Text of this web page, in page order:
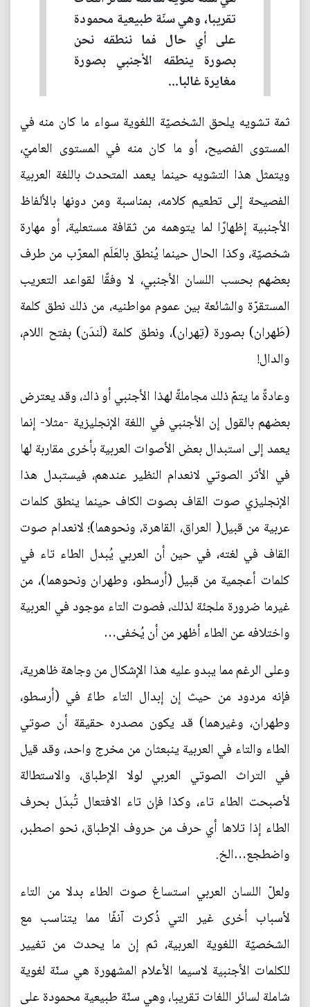
تقريبا، وهي سنّة طبيعية محمودة
على أي حال فما ننطقه نحن
بصورة ينطقه الأجنبي بصورة
مغايرة غالبا...
ثمة تشويه يلحق الشخصيّة اللغوية سواء ما كان منه في
المستوى الفصيح، أو ما كان منه في المستوى العاميّ،
ويتمثل هذا التشويه حينما يعمد المتحدث باللغة العربية
الفصيحة إلى تطعيم كلامه، بمناسبة ومن دونها بالألفاظ
الأجنبية إظهارًا لما يتوهمه من ثقافة مستعلية، أو مهارة
شخصيّة، وكذا الحال حينما يُنطق بالعَلَم المعرّب من طرف
بعضهم بحسب اللسان الأجنبي، لا وفقًا لقواعد التعريب
المستقرّة والشائعة بين عموم مواطنيه، من ذلك نطق كلمة
(طَهران) بصورة (تِهران)، ونطق كلمة (لَندَن) بفتح اللام،
والدال!
وعادةً ما يتمّ ذلك مجاملةً لهذا الأجنبي أو ذاك، وقد يعترض
بعضهم بالقول إن الأجنبي في اللغة الإنجليزية -مثلا- إنما
يعمد إلى استبدال بعض الأصوات العربية بأخرى مقاربة لها
في الأثر الصوتي لانعدام النظير عندهم، فيستبدل هذا
الإنجليزي صوت القاف بصوت الكاف حينما ينطق كلمات
عربية من قبيل( العراق، القاهرة، ونحوهما)؛ لانعدام صوت
القاف في لغته، في حين أن العربي يُبدل الطاء تاء في
كلمات أعجمية من قبيل (أرسطو، وطهران ونحوهما)، من
غيرما ضرورة ملجئة لذلك، فصوت التاء موجود في العربية
واختلافه عن الطاء أظهر من أن يُخفى…
وعلى الرغم مما يبدو عليه هذا الإشكال من وجاهة ظاهرية،
فإنه مردود من حيث إن إبدال التاء طاءً في (أرسطو،
وطهران، وغيرهما) قد يكون مصدره حقيقة أن صوتي
الطاء والتاء في العربية ينبعثان من مخرج واحد، وقد قيل
في التراث الصوتي العربي لولا الإطباق، والاستطالة
لأصبحت الطاء تاء، وكذا فإن تاء الافتعال تُبدَل بحرف
الطاء إذا تلاها أي حرف من حروف الإطباق، نحو اصطبر،
واضطجع…الخ.
ولعلّ اللسان العربي استساغ صوت الطاء بدلا من التاء
لأسباب أخرى غير التي ذُكرت آنفًا مما يتناسب مع
الشخصيّة اللغوية العربية، ثم إن ما يحدث من تغيير
للكلمات الأجنبية لاسيما الأعلام المشهورة هي سنّة لغوية
شاملة لسائر اللغات تقريبا، وهي سنّة طبيعية محمودة على